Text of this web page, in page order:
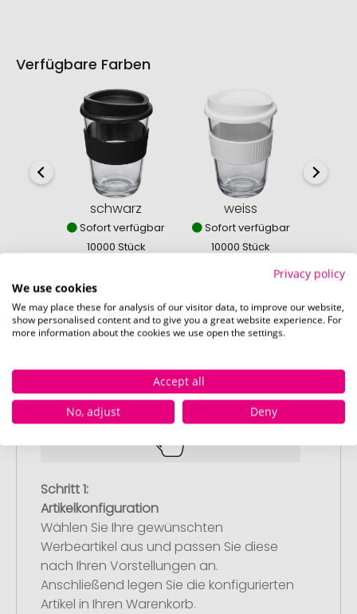
Verfügbare Farben
schwarz
Sofort verfügbar
10000 Stück
weiss
Sofort verfügbar
10000 Stück
So einfach bestellen Sie Ihre Werbeartikel bei
Schritt 1:
Artikelkonfiguration
Wählen Sie Ihre gewünschten
Werbeartikel aus und passen Sie diese
nach Ihren Vorstellungen an.
Anschließend legen Sie die konfigurierten
Artikel in Ihren Warenkorb.
Privacy policy
We use cookies
We may place these for analysis of our visitor data, to improve our website,
show personalised content and to give you a great website experience. For
more information about the cookies we use open the settings.
Accept all
No, adjust
Deny